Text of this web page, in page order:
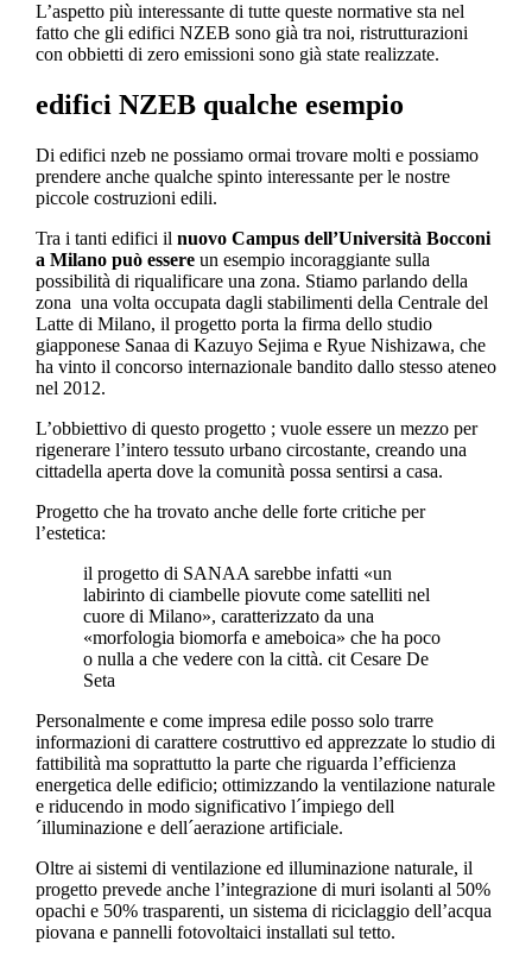
L’aspetto più interessante di tutte queste normative sta nel
fatto che gli edifici NZEB sono già tra noi, ristrutturazioni
con obbietti di zero emissioni sono già state realizzate.
edifici NZEB qualche esempio
Di edifici nzeb ne possiamo ormai trovare molti e possiamo
prendere anche qualche spinto interessante per le nostre
piccole costruzioni edili.
Tra i tanti edifici il nuovo Campus dell’Università Bocconi
a Milano può essere un esempio incoraggiante sulla
possibilità di riqualificare una zona. Stiamo parlando della
zona una volta occupata dagli stabilimenti della Centrale del
Latte di Milano, il progetto porta la firma dello studio
giapponese Sanaa di Kazuyo Sejima e Ryue Nishizawa, che
ha vinto il concorso internazionale bandito dallo stesso ateneo
nel 2012.
L’obbiettivo di questo progetto ; vuole essere un mezzo per
rigenerare l’intero tessuto urbano circostante, creando una
cittadella aperta dove la comunità possa sentirsi a casa.
Progetto che ha trovato anche delle forte critiche per
l’estetica:
il progetto di SANAA sarebbe infatti «un
labirinto di ciambelle piovute come satelliti nel
cuore di Milano», caratterizzato da una
«morfologia biomorfa e ameboica» che ha poco
o nulla a che vedere con la città. cit Cesare De
Seta
Personalmente e come impresa edile posso solo trarre
informazioni di carattere costruttivo ed apprezzate lo studio di
fattibilità ma soprattutto la parte che riguarda l’efficienza
energetica delle edificio; ottimizzando la ventilazione naturale
e riducendo in modo significativo l´impiego dell
´illuminazione e dell´aerazione artificiale.
Oltre ai sistemi di ventilazione ed illuminazione naturale, il
progetto prevede anche l’integrazione di muri isolanti al 50%
opachi e 50% trasparenti, un sistema di riciclaggio dell’acqua
piovana e pannelli fotovoltaici installati sul tetto.